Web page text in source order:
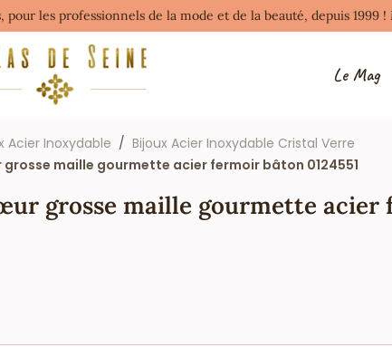
les professionnels de la mode et de la beauté, depuis 1999
Le Mag
Acier Inoxydable
Bijoux Acier Inoxydable Cristal Verre
maille gourmette acier fermoir bâton 0124551
grosse maille gourmette acier